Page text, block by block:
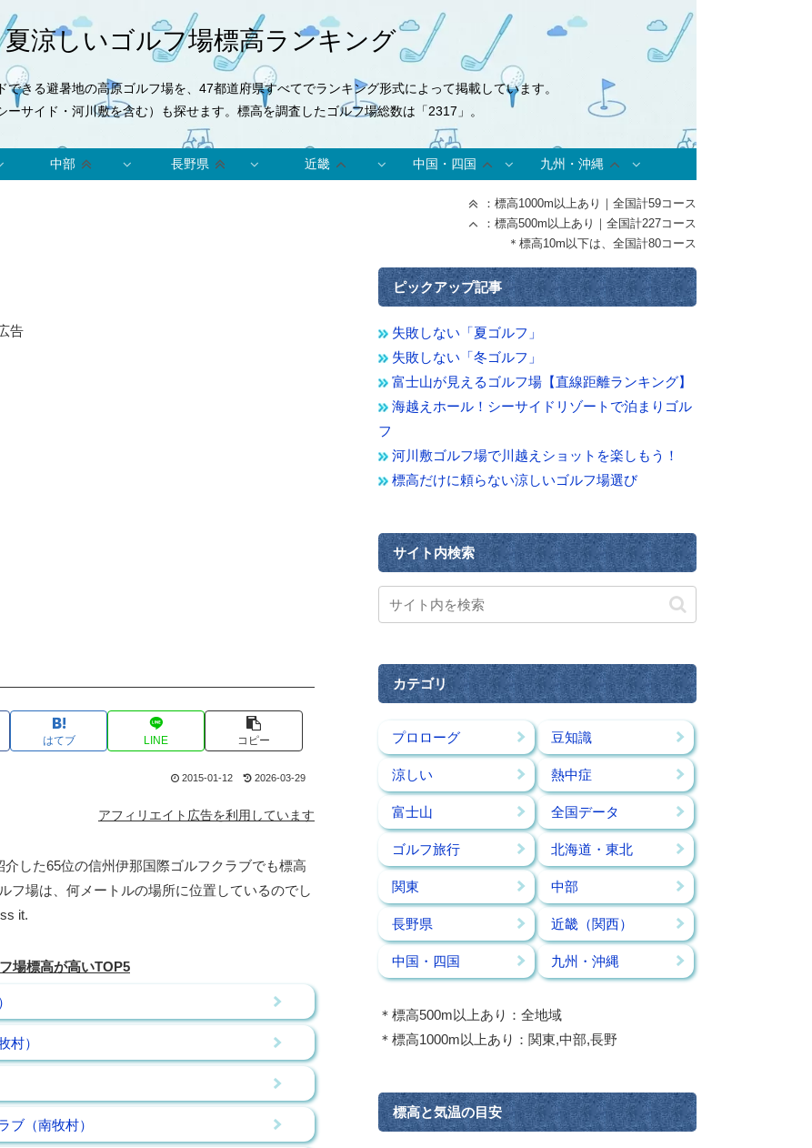
夏涼しいゴルフ場標高ランキング
きる避暑地の高原ゴルフ場を、47都道府県すべてでランキング形式によって掲載しています。
サイド・河川敷を含む）も探せます。標高を調査したゴルフ場総数は「2317」。
中部 長野県 近畿 中国・四国 九州・沖縄
：標高1000m以上あり｜全国計59コース
：標高500m以上あり｜全国計227コース
＊標高10m以下は、全国計80コース
告
はてブ LINE コピー
2015-01-12 2026-03-29
アフィリエイト広告を利用しています
した65位の信州伊那国際ゴルフクラブでも標高
フ場は、何メートルの場所に位置しているのでし
it.
場標高が高いTOP5
村）
ブ（南牧村）
ピックアップ記事
失敗しない「夏ゴルフ」
失敗しない「冬ゴルフ」
富士山が見えるゴルフ場【直線距離ランキング】
海越えホール！シーサイドリゾートで泊まりゴル
フ
河川敷ゴルフ場で川越えショットを楽しもう！
標高だけに頼らない涼しいゴルフ場選び
サイト内検索
カテゴリ
プロローグ 豆知識
涼しい 熱中症
富士山 全国データ
ゴルフ旅行 北海道・東北
関東 中部
長野県 近畿（関西）
中国・四国 九州・沖縄
＊標高500m以上あり：全地域
＊標高1000m以上あり：関東,中部,長野
標高と気温の目安